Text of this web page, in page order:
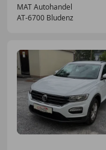
MAT Autohandel
AT-6700 Bludenz